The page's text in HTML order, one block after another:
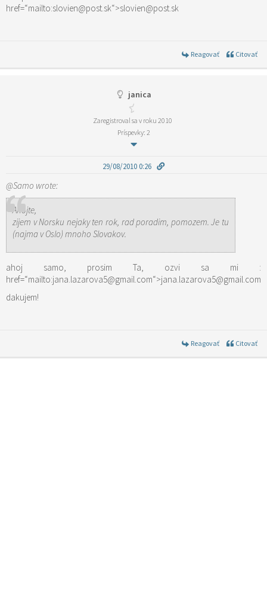
href=“mailto:slovien@post.sk“>slovien@post.sk
Reagovať Citovať
janica
Zaregistroval sa v roku 2010
Príspevky: 2
29/08/2010 0:26
@Samo wrote:
Ahojte,
zijem v Norsku nejaky ten rok, rad poradim, pomozem. Je tu
(najma v Oslo) mnoho Slovakov.
ahoj samo, prosim Ta, ozvi sa mi :
href=“mailto:jana.lazarova5@gmail.com“>jana.lazarova5@gmail.com
dakujem!
Reagovať Citovať